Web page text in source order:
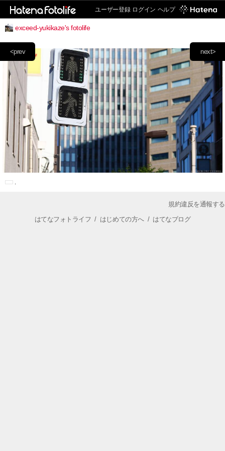
ユーザー登録 ログイン ヘルプ
exceed-yukikaze's fotolife
next>
<prev
規約違反を通報する
はてなフォトライフ / はじめての方へ/ はてなブログ